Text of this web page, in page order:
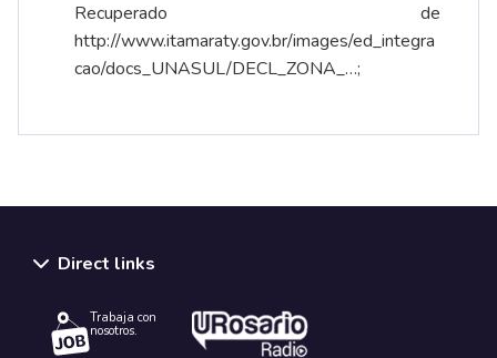
Recuperado de
http://www.itamaraty.gov.br/images/ed_integra
cao/docs_UNASUL/DECL_ZONA_…;
Direct links
Trabaja con
nosotros.